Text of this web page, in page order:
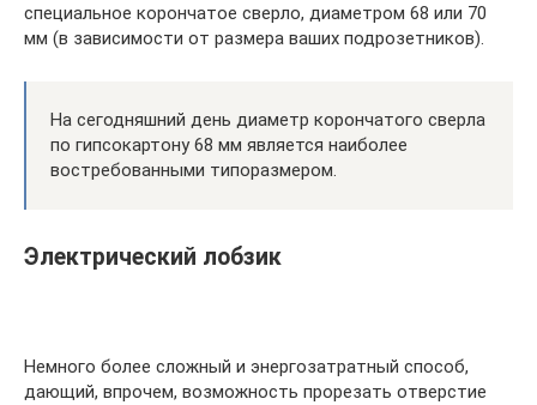
специальное корончатое сверло, диаметром 68 или 70
мм (в зависимости от размера ваших подрозетников).
На сегодняшний день диаметр корончатого сверла
по гипсокартону 68 мм является наиболее
востребованными типоразмером.
Электрический лобзик
Немного более сложный и энергозатратный способ,
дающий, впрочем, возможность прорезать отверстие